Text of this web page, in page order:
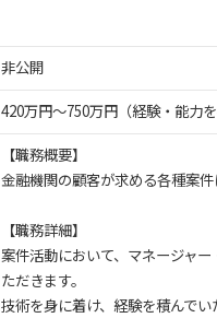
非公開
420万円〜750万円（経験・能力
【職務概要】
金融機関の顧客が求める各種案
【職務詳細】
案件活動において、マネージャ
ただきます。
技術を身に着け、経験を積んで